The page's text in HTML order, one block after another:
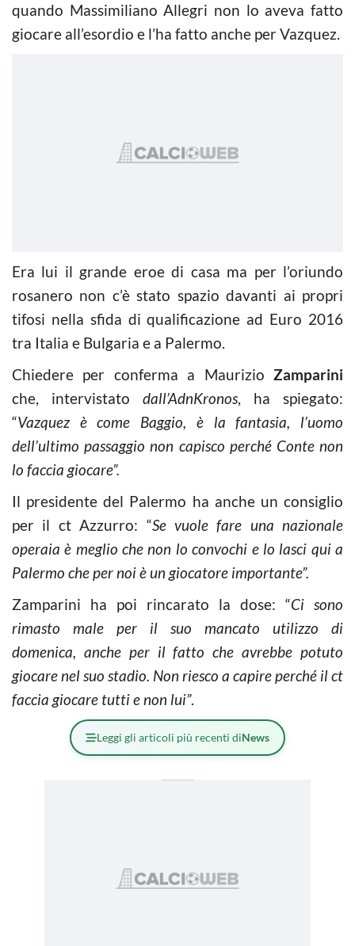
quando Massimiliano Allegri non lo aveva fatto
giocare all’esordio e l’ha fatto anche per Vazquez.
Era lui il grande eroe di casa ma per l’oriundo
rosanero non c’è stato spazio davanti ai propri
tifosi nella sfida di qualificazione ad Euro 2016
tra Italia e Bulgaria e a Palermo.
Chiedere per conferma a Maurizio Zamparini
che, intervistato dall’AdnKronos, ha spiegato:
“Vazquez è come Baggio, è la fantasia, l’uomo
dell’ultimo passaggio non capisco perché Conte non
lo faccia giocare”.
Il presidente del Palermo ha anche un consiglio
per il ct Azzurro: “Se vuole fare una nazionale
operaia è meglio che non lo convochi e lo lasci qui a
Palermo che per noi è un giocatore importante”.
Zamparini ha poi rincarato la dose: “Ci sono
rimasto male per il suo mancato utilizzo di
domenica, anche per il fatto che avrebbe potuto
giocare nel suo stadio. Non riesco a capire perché il ct
faccia giocare tutti e non lui”.
Leggi gli articoli più recenti diNews